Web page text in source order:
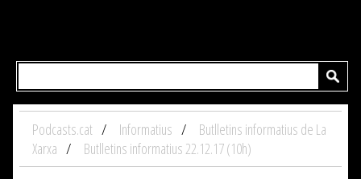
Podcasts.cat Informatius
Butlletins informatius de La
Xarxa
Butlletins informatius 22.12.17 (10h)